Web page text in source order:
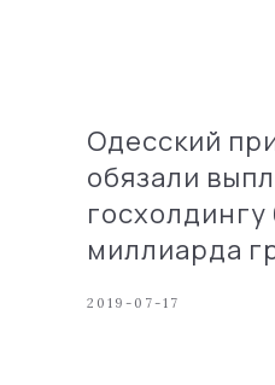
Одесский
обязали
госхолдингу
миллиарда
2019-07-17